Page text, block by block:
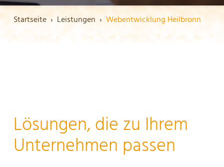
Startseite Leistungen Webentwicklung Heilbronn
Lösungen, die zu Ihrem
Unternehmen passen